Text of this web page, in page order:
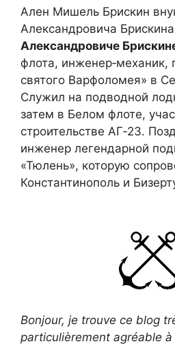
Ален Мишель Брискин
Александровича
Александровиче
флота,
святого Варфоломея» в
Служил на подводной
затем в Белом флоте,
строительстве АГ‑23.
инженер легендарной
«Тюлень», которую
Константинополь и
Bonjour, je trouve ce blog
particulièrement agréable